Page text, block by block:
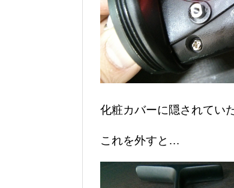
化粧カバーに隠されてい
これを外すと…